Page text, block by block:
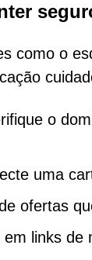
como o
o
uma
ofertas
em links de